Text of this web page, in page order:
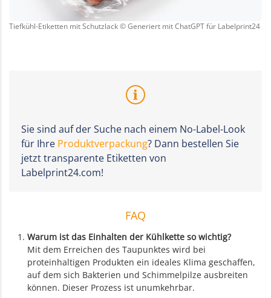
Tiefkühl-Etiketten mit Schutzlack © Generiert mit ChatGPT für Labelprint24
Sie sind auf der Suche nach einem No-Label-Look
für Ihre Produktverpackung? Dann bestellen Sie
jetzt transparente Etiketten von
Labelprint24.com!
FAQ
Warum ist das Einhalten der Kühlkette so wichtig?
Mit dem Erreichen des Taupunktes wird bei
proteinhaltigen Produkten ein ideales Klima geschaffen,
auf dem sich Bakterien und Schimmelpilze ausbreiten
können. Dieser Prozess ist unumkehrbar.